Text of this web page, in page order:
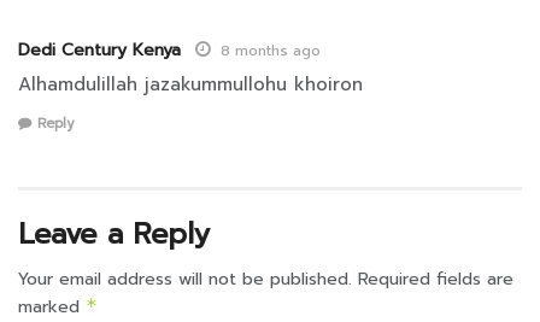
Dedi Century Kenya 8 months ago
Alhamdulillah jazakummullohu khoiron
Reply
Leave a Reply
Your email address will not be published. Required fields are
marked *